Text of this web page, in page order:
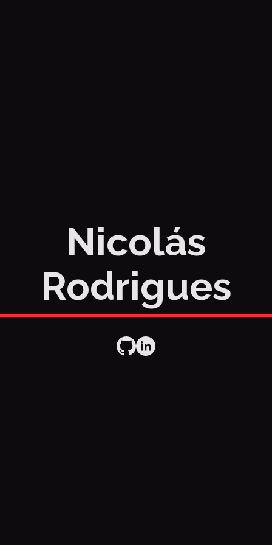
Nicolás
Rodrigues